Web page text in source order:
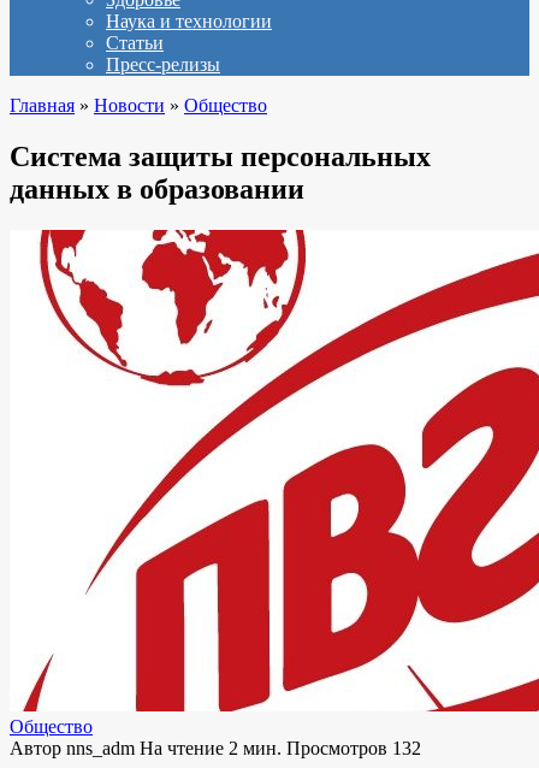
Наука и технологии
Статьи
Пресс-релизы
Главная » Новости » Общество
Система защиты персональных
данных в образовании
Общество
Автор nns_adm На чтение 2 мин. Просмотров 132